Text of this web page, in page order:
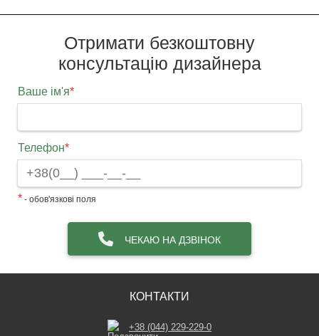
Отримати безкоштовну
консультацію дизайнера
Ваше ім'я*
Телефон*
* - обов'язкові поля
ЧЕКАЮ НА ДЗВІНОК
КОНТАКТИ
+38 (044) 229-229-0